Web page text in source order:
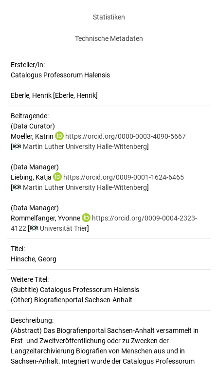
Statistiken
Technische Metadaten
Ersteller/in:
Catalogus Professorum Halensis
Eberle, Henrik [Eberle, Henrik]
Beitragende:
(Data Curator)
Moeller, Katrin
https://orcid.org/0000-0003-4090-5667
[
Martin Luther University Halle-Wittenberg]
(Data Manager)
Liebing, Katja
https://orcid.org/0009-0001-1624-6465
[
Martin Luther University Halle-Wittenberg]
(Data Manager)
Rommelfanger, Yvonne
https://orcid.org/0009-0004-2323-
4122 [ Universität Trier]
Titel:
Hinsche, Georg
Weitere Titel:
(Subtitle) Catalogus Professorum Halensis
(Other) Biografienportal Sachsen-Anhalt
Beschreibung:
(Abstract) Das Biografienportal Sachsen-Anhalt versammelt in
Erst- und Zweitveröffentlichung oder zu Zwecken der
Langzeitarchivierung Biografien von Menschen aus und in
Sachsen-Anhalt. Integriert wurde der Catalogus Professorum